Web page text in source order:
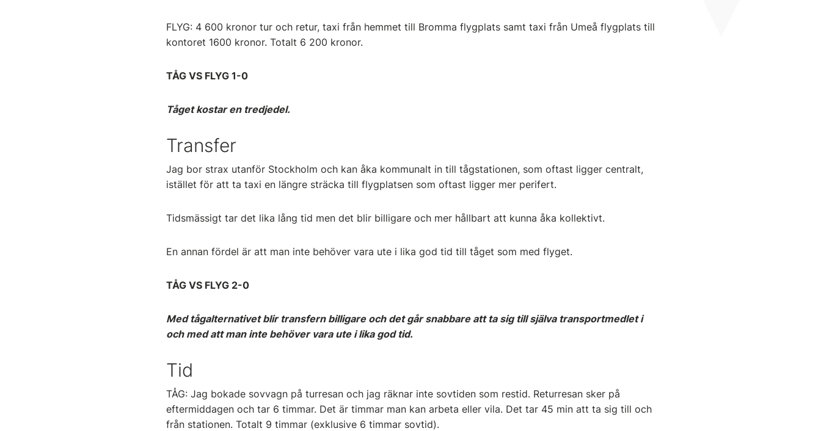
FLYG: 4 600 kronor tur och retur, taxi från hemmet till Bromma flygplats samt taxi från Umeå flygplats till
kontoret 1600 kronor. Totalt 6 200 kronor.
TÅG VS FLYG 1-0
Tåget kostar en tredjedel.
Transfer
Jag bor strax utanför Stockholm och kan åka kommunalt in till tågstationen, som oftast ligger centralt,
istället för att ta taxi en längre sträcka till flygplatsen som oftast ligger mer perifert.
Tidsmässigt tar det lika lång tid men det blir billigare och mer hållbart att kunna åka kollektivt.
En annan fördel är att man inte behöver vara ute i lika god tid till tåget som med flyget.
TÅG VS FLYG 2-0
Med tågalternativet blir transfern billigare och det går snabbare att ta sig till själva transportmedlet i
och med att man inte behöver vara ute i lika god tid.
Tid
TÅG: Jag bokade sovvagn på turresan och jag räknar inte sovtiden som restid. Returresan sker på
eftermiddagen och tar 6 timmar. Det är timmar man kan arbeta eller vila. Det tar 45 min att ta sig till och
från stationen. Totalt 9 timmar (exklusive 6 timmar sovtid).